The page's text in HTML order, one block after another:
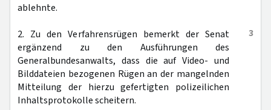
ablehnte.
3
2. Zu den Verfahrensrügen bemerkt der Senat
ergänzend zu den Ausführungen des
Generalbundesanwalts, dass die auf Video- und
Bilddateien bezogenen Rügen an der mangelnden
Mitteilung der hierzu gefertigten polizeilichen
Inhaltsprotokolle scheitern.